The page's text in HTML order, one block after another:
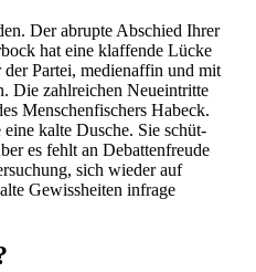
Der abrupte Abschied Ihrer
hat eine klaffende Lücke
der Partei, medien­affin und mit
Die zahlreichen Neuein­tritte
Menschen­fi­schers Habeck.
kalte Dusche. Sie schüt­
es fehlt an Debat­ten­freude
sich wieder auf
Gewiss­heiten infrage